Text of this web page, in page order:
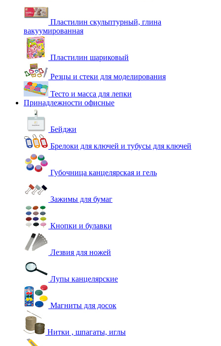
Пластилин скульптурный, глина
вакуумированная
Пластилин шариковый
Резцы и стеки для моделирования
Тесто и масса для лепки
Принадлежности офисные
Бейджи
Брелоки для ключей и тубусы для ключей
Губочница канцелярская и гель
Зажимы для бумаг
Кнопки и булавки
Лезвия для ножей
Лупы канцелярские
Магниты для досок
Нитки , шпагаты, иглы